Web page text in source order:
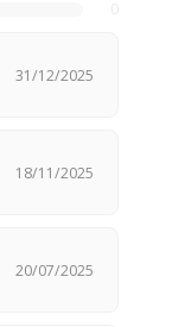
31/12/2025
18/11/2025
20/07/2025